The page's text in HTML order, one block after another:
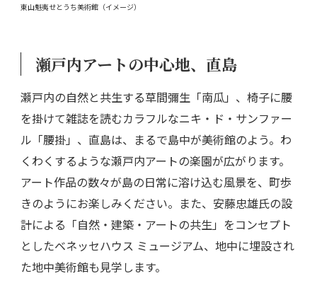
東山魁夷せとうち美術館（イメージ）
瀬戸内アートの中心地、直島
瀬戸内の自然と共生する草間彌生「南瓜」、椅子に腰
を掛けて雑誌を読むカラフルなニキ・ド・サンファー
ル「腰掛」、直島は、まるで島中が美術館のよう。わ
くわくするような瀬戸内アートの楽園が広がります。
アート作品の数々が島の日常に溶け込む風景を、町歩
きのようにお楽しみください。また、安藤忠雄氏の設
計による「自然・建築・アートの共生」をコンセプト
としたベネッセハウス ミュージアム、地中に埋設され
た地中美術館も見学します。